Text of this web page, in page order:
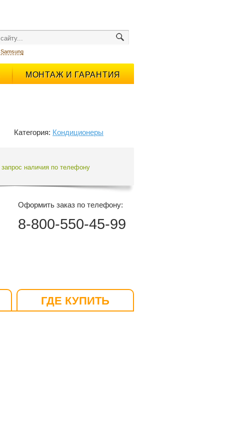
Samsung
МОНТАЖ И ГАРАНТИЯ
Категория: Кондиционеры
запрос наличия по телефону
Оформить заказ по телефону:
8-800-550-45-99
ГДЕ КУПИТЬ